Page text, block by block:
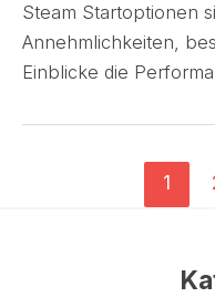
Steam Startoptionen
Annehmlichkeiten,
Einblicke die
1